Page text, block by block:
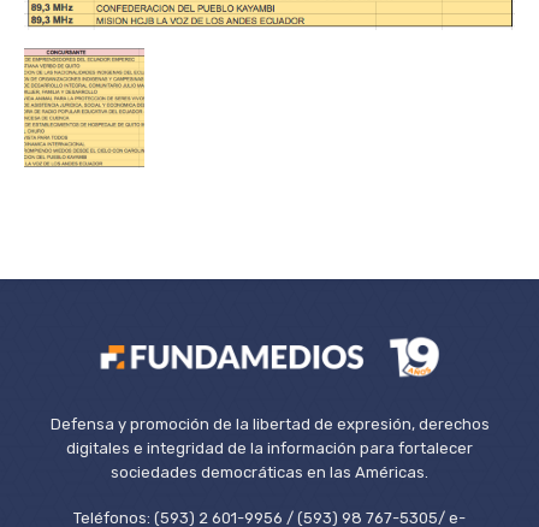
Defensa y promoción de la libertad de expresión, derechos
digitales e integridad de la información para fortalecer
sociedades democráticas en las Américas.
Teléfonos: (593) 2 601-9956 / (593) 98 767-5305/ e-